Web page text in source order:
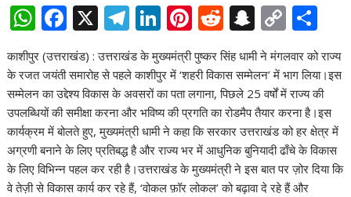
W
at
s
A
p
p
F
ac
e
b
o
o
k
X T
el
e
gr
a
m
Li
n
k
e
dI
n
Pi
er
e
st
R
e
d
di
t
S
n
a
p
c
h
at
C
p
y
Li
n
k
ar
e
काशीपुर (उत्तराखंड) : उत्तराखंड के मुख्यमंत्री पुष्कर सिंह धामी ने मंगलवार को राज्य
के रजत जयंती समारोह से पहले काशीपुर में ‘शहरी विकास सम्मेलन’ में भाग लिया।इस
सम्मेलन का उद्देश्य विकास के अवसरों का पता लगाना, पिछले 25 वर्षों में राज्य की
उपलब्धियों की समीक्षा करना और भविष्य की प्रगति का रोडमैप तैयार करना है।इस
कार्यक्रम में बोलते हुए, मुख्यमंत्री धामी ने कहा कि सरकार उत्तराखंड को हर क्षेत्र में
अग्रणी बनाने के लिए प्रतिबद्ध है और राज्य भर में आधुनिक बुनियादी ढाँचे के विकास
के लिए विभिन्न पहल कर रही है।उत्तराखंड के मुख्यमंत्री ने इस बात पर ज़ोर दिया कि
वे तेज़ी से विकास कार्य कर रहे हैं, ‘वोकल फ़ॉर लोकल’ को बढ़ावा दे रहे हैं और